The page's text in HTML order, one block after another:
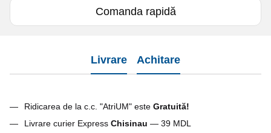
Comanda rapidă
Livrare Achitare
Ridicarea de la c.c. "AtriUM" este Gratuită!
Livrare curier Express Chisinau — 39 MDL